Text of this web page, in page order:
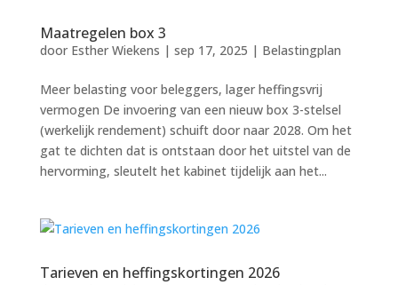
Maatregelen box 3
door Esther Wiekens | sep 17, 2025 | Belastingplan
Meer belasting voor beleggers, lager heffingsvrij
vermogen De invoering van een nieuw box 3-stelsel
(werkelijk rendement) schuift door naar 2028. Om het
gat te dichten dat is ontstaan door het uitstel van de
hervorming, sleutelt het kabinet tijdelijk aan het...
Tarieven en heffingskortingen 2026